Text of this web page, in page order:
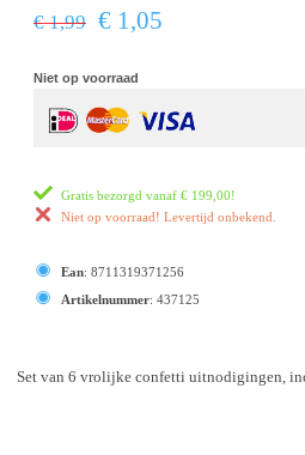
€ 1,99 € 1,05
Niet op voorraad
Gratis bezorgd vanaf € 199,00!
Niet op voorraad! Levertijd onbekend.
Ean: 8711319371256
Artikelnummer: 437125
Set van 6 vrolijke confetti uitnodigingen,